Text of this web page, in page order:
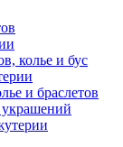
колье и бус
и браслетов